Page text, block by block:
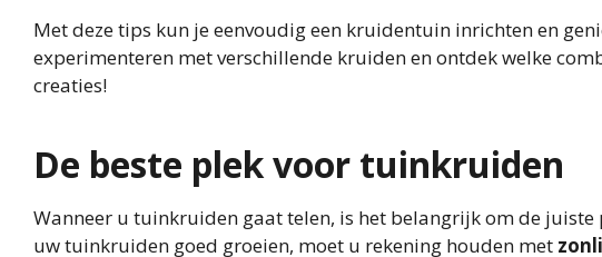
Met deze tips kun je eenvoudig een kruidentuin inrichten en
experimenteren met verschillende kruiden en ontdek welke
creaties!
De beste plek voor tuinkruiden
Wanneer u tuinkruiden gaat telen, is het belangrijk om de
uw tuinkruiden goed groeien, moet u rekening houden met